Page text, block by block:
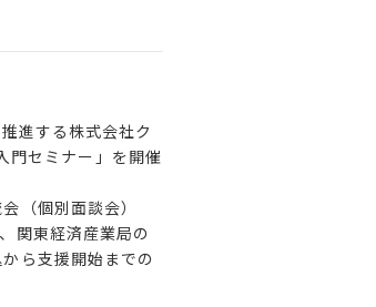
進する株式会社ク
門セミナー」を開催
（個別面談会）
関東経済産業局の
ら支援開始までの